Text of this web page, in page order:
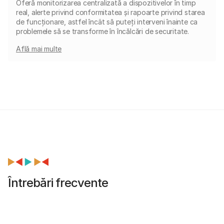
Oferă monitorizarea centralizată a dispozitivelor în timp
real, alerte privind conformitatea și rapoarte privind starea
de funcționare, astfel încât să puteți interveni înainte ca
problemele să se transforme în încălcări de securitate.
Află mai multe
Întrebări frecvente